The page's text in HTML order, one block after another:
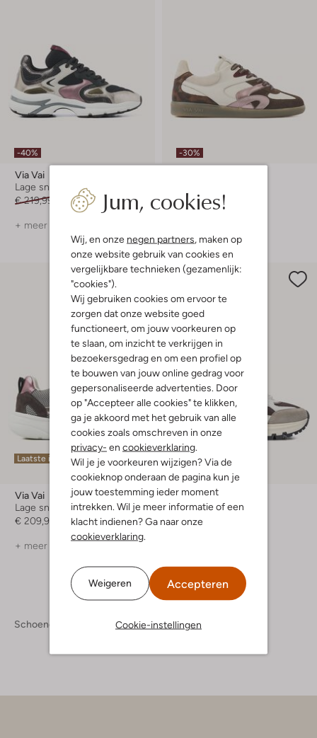
Jum, cookies!
Wij, en onze negen partners , maken op
onze website gebruik van cookies en
vergelijkbare technieken (gezamenlijk:
"cookies").
Wij gebruiken cookies om ervoor te
zorgen dat onze website goed
functioneert, om jouw voorkeuren op
te slaan, om inzicht te verkrijgen in
bezoekersgedrag en om een profiel op
te bouwen van jouw online gedrag voor
gepersonaliseerde advertenties. Door
op "Accepteer alle cookies" te klikken,
ga je akkoord met het gebruik van alle
cookies zoals omschreven in onze
privacy- en cookieverklaring
Wil je je voorkeuren wijzigen? Via de
cookieknop onderaan de pagina kun je
jouw toestemming ieder moment
intrekken. Wil je meer informatie of een
klacht indienen? Ga naar onze
cookieverklaring
Weigeren Accepteren
Cookie-instellingen
-40%
Via Vai
Lage sneakers
€ 219,99
€ 131,99
+ meer kleuren
-30%
€ 179,99 € 125,99
Laatste items
Via Vai
Lage sneakers
€ 209,99
+ meer kleuren
Laatste maten
-30%
Via Vai
Lage sneakers
€ 199,99
Schoenen Damesschoenen